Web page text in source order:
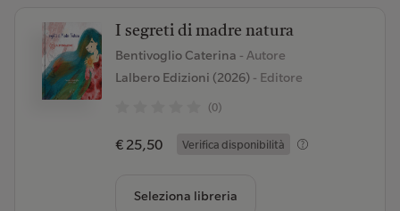
I segreti di madre natura
Bentivoglio Caterina - Autore
Lalbero Edizioni (2026)- Editore
(0)
€ 25,50 Verifica disponibilità
Seleziona libreria